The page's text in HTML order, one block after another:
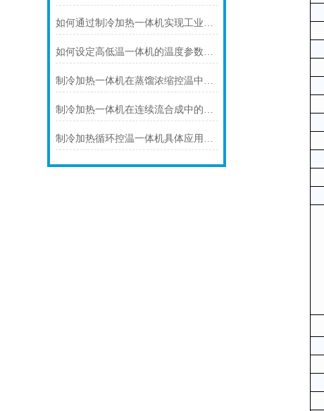
如何通过制冷加热一体机实现工业反应的准确温度控制
如何设定高低温一体机的温度参数以提升准确性
制冷加热一体机在蒸馏浓缩控温中的核心应用
制冷加热一体机在连续流合成中的连续化控温应用
制冷加热循环控温一体机具体应用场景及技术解析